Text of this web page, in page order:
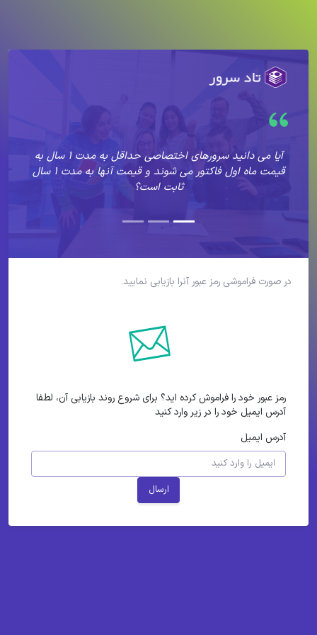
آیا می دانید سرورهای اختصاصی حداقل به مدت ۱ سال به
قیمت ماه اول فاکتور می شوند و قیمت آنها به مدت ۱ سال
ثابت است؟
در صورت فراموشی رمز عبور آنرا بازیابی نمایید.
رمز عبور خود را فراموش کرده اید؟ برای شروع روند بازیابی آن، لطفا
آدرس ایمیل خود را در زیر وارد کنید
آدرس ایمیل
ارسال